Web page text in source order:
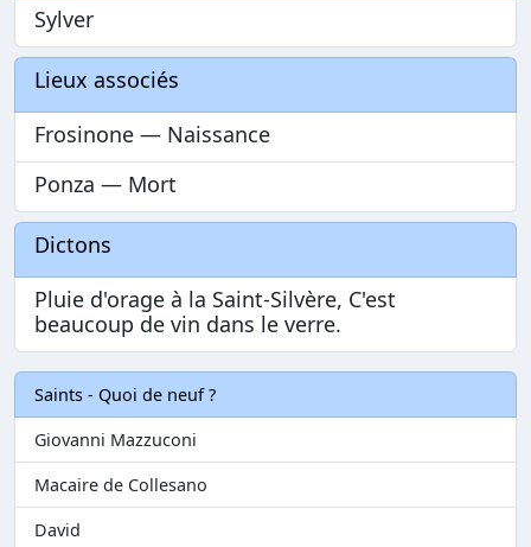
Sylver
Lieux associés
Frosinone — Naissance
Ponza — Mort
Dictons
Pluie d'orage à la Saint-Silvère, C'est
beaucoup de vin dans le verre.
Saints - Quoi de neuf ?
Giovanni Mazzuconi
Macaire de Collesano
David